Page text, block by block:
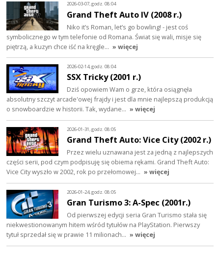
2026-03-07, godz. 08:04
Grand Theft Auto IV (2008 r.)
Niko it’s Roman, let’s go bowling! - jest coś
symbolicznego w tym telefonie od Romana. Świat się wali, misje się
piętrzą, a kuzyn chce iść na kręgle… » więcej
2026-02-14, godz. 08:04
SSX Tricky (2001 r.)
Dziś opowiem Wam o grze, która osiągnęła
absolutny szczyt arcade'owej frajdy i jest dla mnie najlepszą produkcją
o snowboardzie w historii. Tak, wydane… » więcej
2026-01-31, godz. 08:05
Grand Theft Auto: Vice City (2002 r.)
Przez wielu uznawana jest za jedną z najlepszych
części serii, pod czym podpisuję się obiema rękami. Grand Theft Auto:
Vice City wyszło w 2002, rok po przełomowej… » więcej
2026-01-24, godz. 08:05
Gran Turismo 3: A-Spec (2001r.)
Od pierwszej edycji seria Gran Turismo stała się
niekwestionowanym hitem wśród tytułów na PlayStation. Pierwszy
tytuł sprzedał się w prawie 11 milionach… » więcej